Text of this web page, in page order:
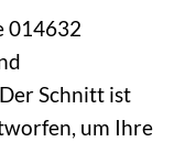
014632
Schnitt ist
um Ihre